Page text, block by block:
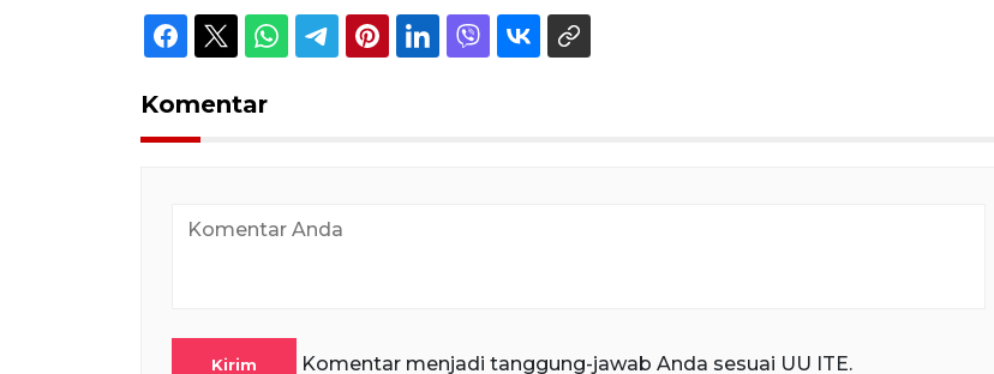
Komentar
Kirim Komentar menjadi tanggung-jawab Anda sesuai UU ITE.